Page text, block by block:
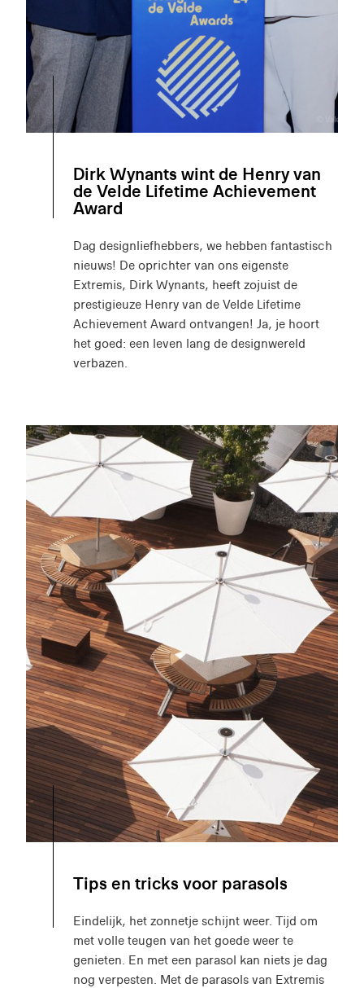
Dirk Wynants wint de Henry van
de Velde Lifetime Achievement
Award
Dag designliefhebbers, we hebben fantastisch
nieuws! De oprichter van ons eigenste
Extremis, Dirk Wynants, heeft zojuist de
prestigieuze Henry van de Velde Lifetime
Achievement Award ontvangen! Ja, je hoort
het goed: een leven lang de designwereld
verbazen.
Tips en tricks voor parasols
Eindelijk, het zonnetje schijnt weer. Tijd om
met volle teugen van het goede weer te
genieten. En met een parasol kan niets je dag
nog verpesten. Met de parasols van Extremis